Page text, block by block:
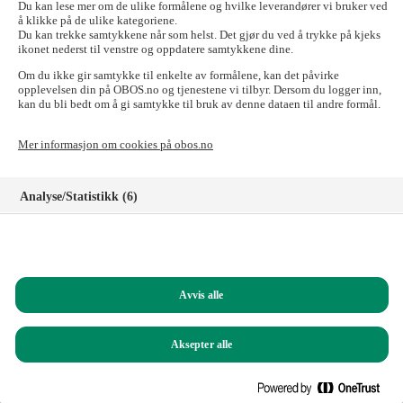
Skal du til OBOS-banken, Tryg Forsikring for
OBOS-medlemmer, Styrerommet eller Vibbo?
Det går fint! Tilgangen til disse nettstedene er ikke påvirket.
Logg inn i nettbanken for bedriftskunder
Signeringsportalen
Logg inn på Styrerommet
Logg inn på Vibbo
Ring oss på
(mandag til fredag, 09.00 – 15.00)
Du kan også sende e-post til: obos@obos.no
Du kan lese mer om de ulike formålene og hvilke leverandører vi bruker ved
å klikke på de ulike kategoriene.
Du kan trekke samtykkene når som helst. Det gjør du ved å trykke på kjeks
ikonet nederst til venstre og oppdatere samtykkene dine.
Om du ikke gir samtykke til enkelte av formålene, kan det påvirke
opplevelsen din på OBOS.no og tjenestene vi tilbyr. Dersom du logger inn,
kan du bli bedt om å gi samtykke til bruk av denne dataen til andre formål.
Mer informasjon om cookies på obos.no
Analyse/Statistikk (6)
Funksjonelle (8)
Helt nødvendige (1)
Avvis alle
Aksepter alle